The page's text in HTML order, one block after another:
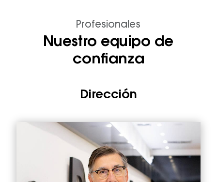
Profesionales
Nuestro equipo de
confianza
Dirección